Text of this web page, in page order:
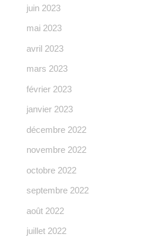
juin 2023
mai 2023
avril 2023
mars 2023
février 2023
janvier 2023
décembre 2022
novembre 2022
octobre 2022
septembre 2022
août 2022
juillet 2022